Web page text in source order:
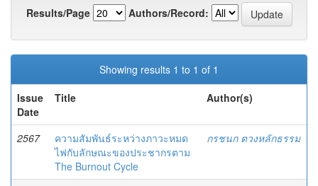
Results/Page
Authors/Record:
Showing results 1 to 1 of 1
Issue
Date
Title Author(s)
2567
ความสัมพันธ์ระหว่างภาวะหมด
ไฟกับลักษณะของประชากรตาม
The Burnout Cycle
กรชนก ตวงหลักธรรม